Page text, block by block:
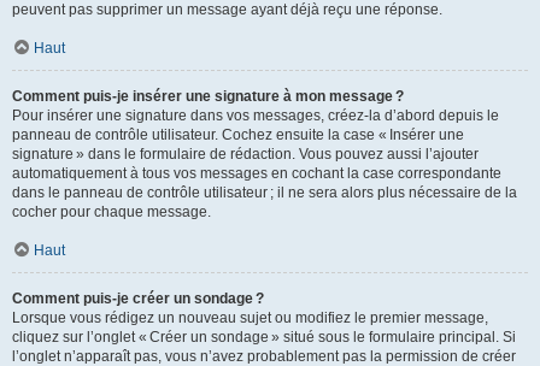
peuvent pas supprimer un message ayant déjà reçu une réponse.
Haut
Comment puis-je insérer une signature à mon message ?
Pour insérer une signature dans vos messages, créez-la d’abord depuis le
panneau de contrôle utilisateur. Cochez ensuite la case « Insérer une
signature » dans le formulaire de rédaction. Vous pouvez aussi l’ajouter
automatiquement à tous vos messages en cochant la case correspondante
dans le panneau de contrôle utilisateur ; il ne sera alors plus nécessaire de la
cocher pour chaque message.
Haut
Comment puis-je créer un sondage ?
Lorsque vous rédigez un nouveau sujet ou modifiez le premier message,
cliquez sur l’onglet « Créer un sondage » situé sous le formulaire principal. Si
l’onglet n’apparaît pas, vous n’avez probablement pas la permission de créer